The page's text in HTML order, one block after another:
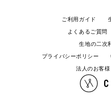
ご利用ガイド
よくあるご質問
生地の二次
プライバシーポリシー
法人のお客様